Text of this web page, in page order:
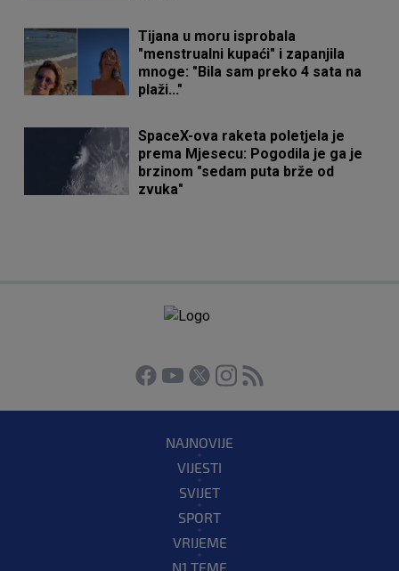
Tijana u moru isprobala
"menstrualni kupaći" i zapanjila
mnoge: "Bila sam preko 4 sata na
plaži..."
SpaceX-ova raketa poletjela je
prema Mjesecu: Pogodila je ga je
brzinom "sedam puta brže od
zvuka"
NAJNOVIJE
VIJESTI
SVIJET
SPORT
VRIJEME
N1 TEME